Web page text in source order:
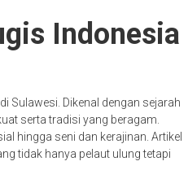
Indonesia
Sulawesi. Dikenal dengan sejarah
serta tradisi yang beragam.
hingga seni dan kerajinan. Artikel
tidak hanya pelaut ulung tetapi